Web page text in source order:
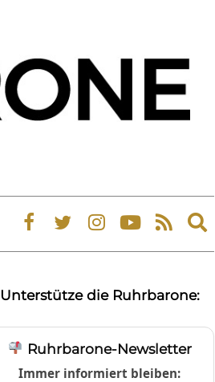
Unterstütze die Ruhrbarone:
Ruhrbarone-Newsletter
Immer informiert bleiben: